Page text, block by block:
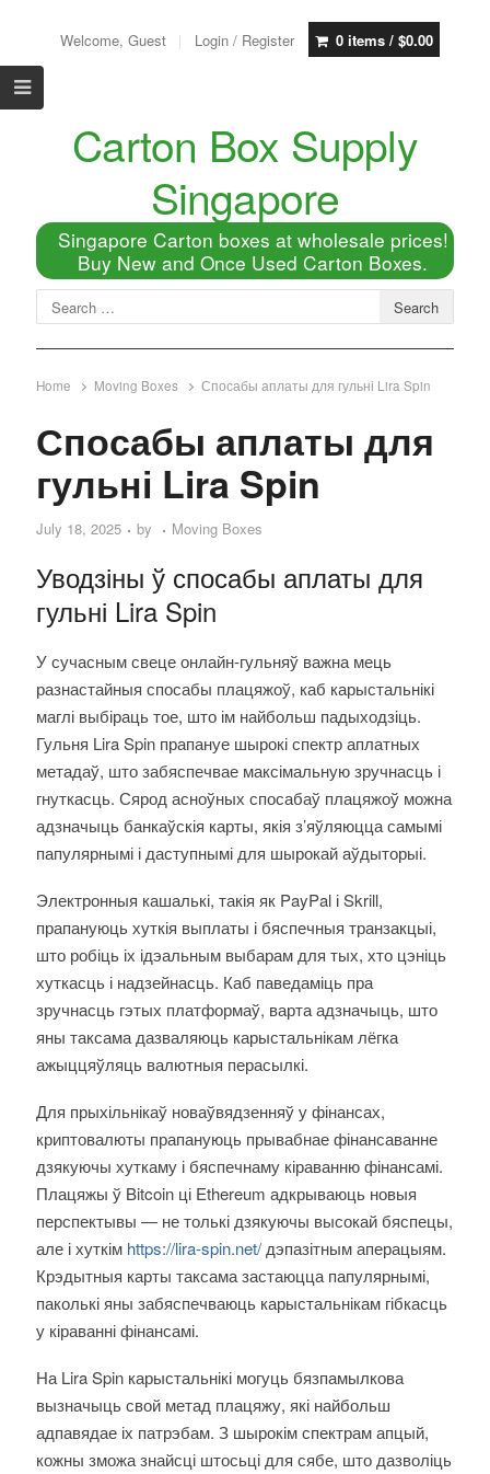
Welcome, Guest Login / Register 0 items / $0.00
Carton Box Supply
Singapore
Singapore Carton boxes at wholesale prices!
Buy New and Once Used Carton Boxes.
Home Moving Boxes Спосабы аплаты для гульні Lira Spin
Спосабы аплаты для
гульні Lira Spin
July 18, 2025 by Moving Boxes
Уводзіны ў спосабы аплаты для
гульні Lira Spin
У сучасным свеце онлайн-гульняў важна мець
разнастайныя спосабы плацяжоў, каб карыстальнікі
маглі выбіраць тое, што ім найбольш падыходзіць.
Гульня Lira Spin прапануе шырокі спектр аплатных
метадаў, што забяспечвае максімальную зручнасць і
гнуткасць. Сярод асноўных спосабаў плацяжоў можна
адзначыць банкаўскія карты, якія з’яўляюцца самымі
папулярнымі і даступнымі для шырокай аўдыторыі.
Электронныя кашалькі, такія як PayPal і Skrill,
прапануюць хуткія выплаты і бяспечныя транзакцыі,
што робіць іх ідэальным выбарам для тых, хто цэніць
хуткасць і надзейнасць. Каб паведаміць пра
зручнасць гэтых платформаў, варта адзначыць, што
яны таксама дазваляюць карыстальнікам лёгка
ажыццяўляць валютныя перасылкі.
Для прыхільнікаў новаўвядзенняў у фінансах,
криптовалюты прапануюць прывабнае фінансаванне
дзякуючы хуткаму і бяспечнаму кіраванню фінансамі.
Плацяжы ў Bitcoin ці Ethereum адкрываюць новыя
перспектывы — не толькі дзякуючы высокай бяспецы,
але і хуткім https://lira-spin.net/дэпазітным аперацыям.
Крэдытныя карты таксама застаюцца папулярнымі,
паколькі яны забяспечваюць карыстальнікам гібкасць
у кіраванні фінансамі.
На Lira Spin карыстальнікі могуць бязпамылкова
вызначыць свой метад плацяжу, які найбольш
адпавядае іх патрэбам. З шырокім спектрам апцый,
кожны зможа знайсці штосьці для сябе, што дазволіць